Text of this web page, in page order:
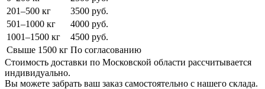
201–500 кг
3500 руб.
501–1000 кг
4000 руб.
1001–1500 кг
4500 руб.
Свыше 1500 кг По согласованию
Стоимость доставки по Московской области рассчитывается
индивидуально.
Вы можете забрать ваш заказ самостоятельно с нашего склада.